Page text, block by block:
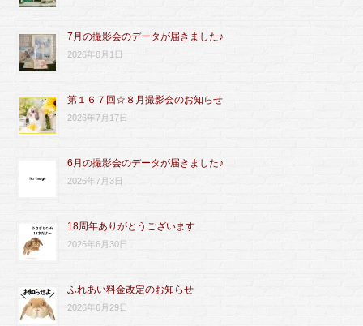
7月の撮影会のデータが届きました♪
2026年8月1日
第１６７回☆８月撮影会のお知らせ
2026年7月17日
6月の撮影会のデータが届きました♪
2026年7月3日
18周年ありがとうございます
2026年6月30日
ふれあい料金改定のお知らせ
2026年6月29日